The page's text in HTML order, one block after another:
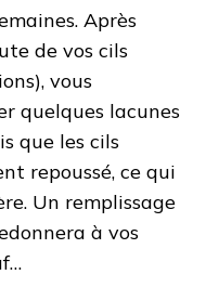
Après
de vos cils
vous
quelques lacunes
que les cils
repoussé, ce qui
Un remplissage
à vos